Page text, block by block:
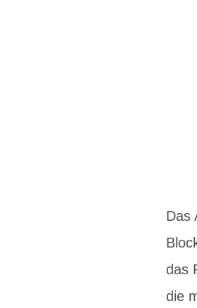
Das
das
die